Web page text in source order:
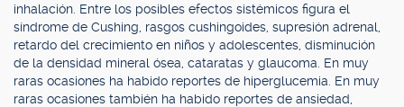
inhalación. Entre los posibles efectos sistémicos figura el
síndrome de Cushing, rasgos cushingoides, supresión adrenal,
retardo del crecimiento en niños y adolescentes, disminución
de la densidad mineral ósea, cataratas y glaucoma. En muy
raras ocasiones ha habido reportes de hiperglucemia. En muy
raras ocasiones también ha habido reportes de ansiedad,